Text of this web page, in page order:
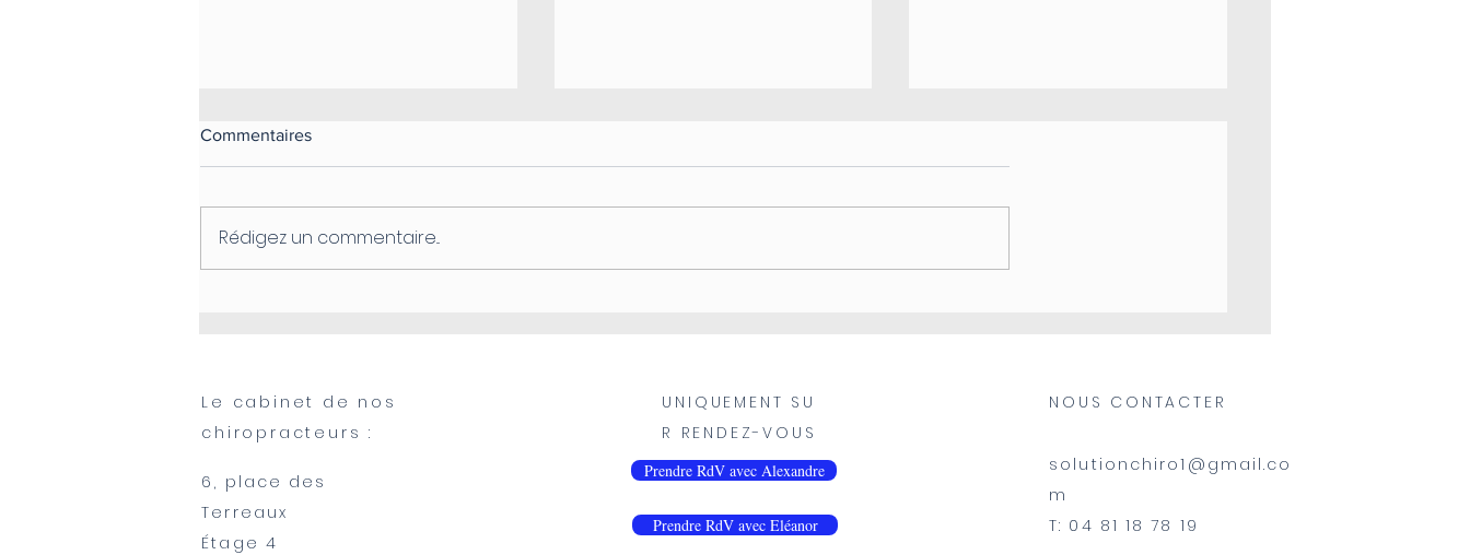
Commentaires
Rédigez un commentaire...
Le cabinet de nos
chiropracteurs :
6, place des
Terreaux
​Étage 4
UNIQUEMENT SU
R RENDEZ-VOUS
Prendre RdV avec Alexandre
Prendre RdV avec Eléanor
NOUS CONTACTER
solutionchiro1@gmail.co
m
T: 04 81 18 78 19